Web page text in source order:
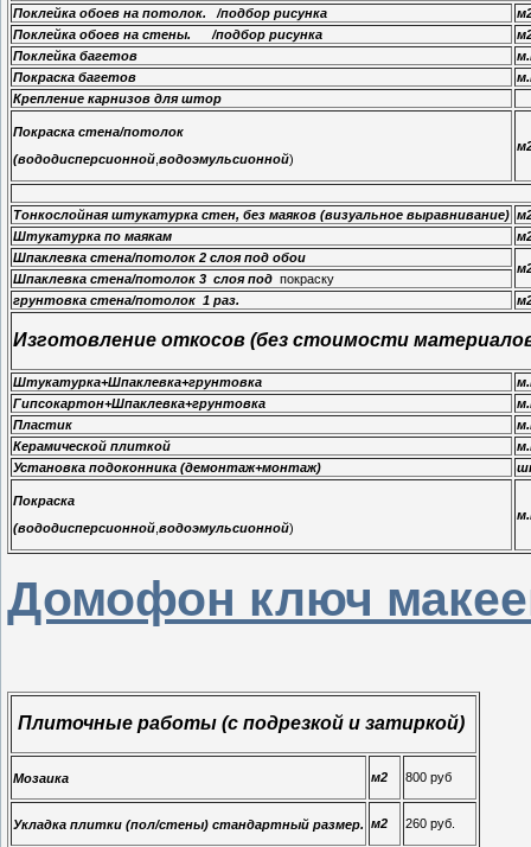
Поклейка обоев на потолок. /подбор рисунка
Поклейка обоев на стены. /подбор рисунка
Поклейка багетов
Покраска багетов
Крепление карнизов для штор
Покраска стена/потолок
(вододисперсионной водоэмульсионной)
Тонкослойная штукатурка стен, без маяков (визуальное выравнивание)
Штукатурка по маякам
Шпаклевка стена/потолок 2 слоя под обои
Шпаклевка стена/потолок 3 слоя под покраску
грунтовка стена/потолок 1 раз.
Изготовление откосов (без стоимости
Штукатурка+Шпаклевка+грунтовка
Гипсокартон+Шпаклевка+грунтовка
Пластик
Керамической плиткой
Установка подоконника (демонтаж+монтаж)
Покраска
(вододисперсионной водоэмульсионной)
Домофон ключ
Плиточные работы (с подрезкой и затиркой)
Мозаика м2 800 руб
Укладка плитки (пол/стены) стандартный размер. м2 260 руб.